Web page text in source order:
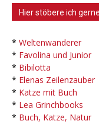
Hier stöbere ich
* Weltenwanderer
* Favolina und Junior
* Bibilotta
* Elenas Zeilenzauber
* Katze mit Buch
* Lea Grinchbooks
* Buch, Katze, Natur